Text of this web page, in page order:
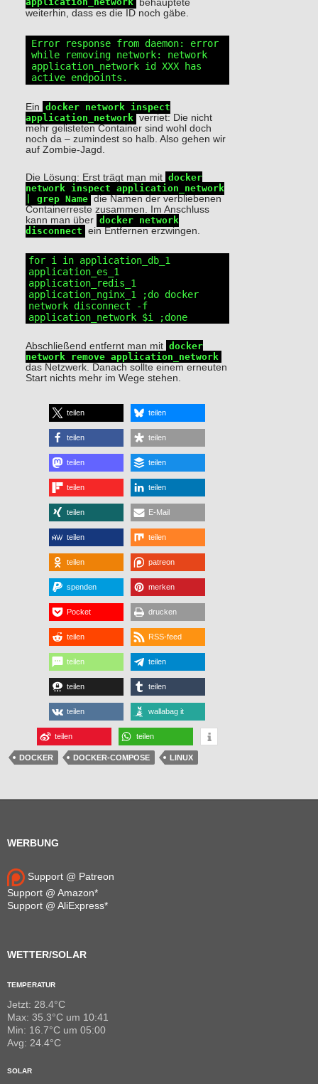
application_network
behauptete
weiterhin, dass es die ID noch gäbe.
Error response from daemon: error
while removing network: network
application_network id XXX has
active endpoints .
Ein docker network inspect
application_network verriet: Die nicht
mehr gelisteten Container sind wohl doch
noch da – zumindest so halb. Also gehen wir
auf Zombie-Jagd.
Die Lösung: Erst trägt man mit docker
network inspect application_network
| grep Name die Namen der verbliebenen
Containerreste zusammen. Im Anschluss
kann man über docker network
disconnect ein Entfernen erzwingen.
for i in application_db_1
application_es_1
application_redis_1
application_nginx_1 ;do docker
network disconnect -f
application_network $i ;done
Abschließend entfernt man mit docker
network remove application_network
das Netzwerk. Danach sollte einem erneuten
Start nichts mehr im Wege stehen.
teilen teilen
teilen teilen
teilen teilen
teilen teilen
teilen E-Mail
teilen teilen
teilen patreon
spenden merken
Pocket drucken
teilen RSS-feed
teilen teilen
teilen teilen
teilen wallabag it
teilen teilen
DOCKER DOCKER-COMPOSE LINUX
WERBUNG
Support @ Patreon
Support @ Amazon*
Support @ AliExpress*
WETTER/SOLAR
TEMPERATUR
Jetzt: 28.4°C
Max: 35.3°C um 10:41
Min: 16.7°C um 05:00
Avg: 24.4°C
SOLAR